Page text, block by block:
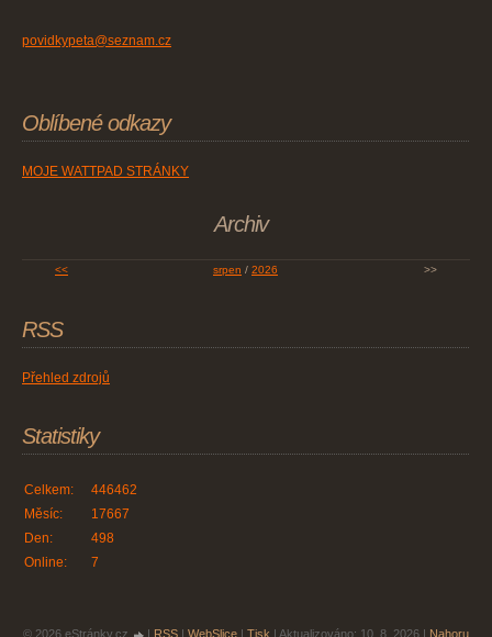
povidkypeta@seznam.cz
Oblíbené odkazy
MOJE WATTPAD STRÁNKY
Archiv
<< srpen / 2026 >>
RSS
Přehled zdrojů
Statistiky
Online: 7
Celkem:
446462
Měsíc:
17667
Den:
498
© 2026 eStránky.cz RSS WebSlice Tisk Aktualizováno: 10. 8. 2026 Nahoru